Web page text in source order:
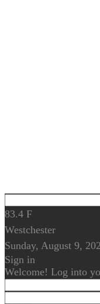
83.4 F
Westchester
Sunday, August 9,
Sign in
Welcome! Log into